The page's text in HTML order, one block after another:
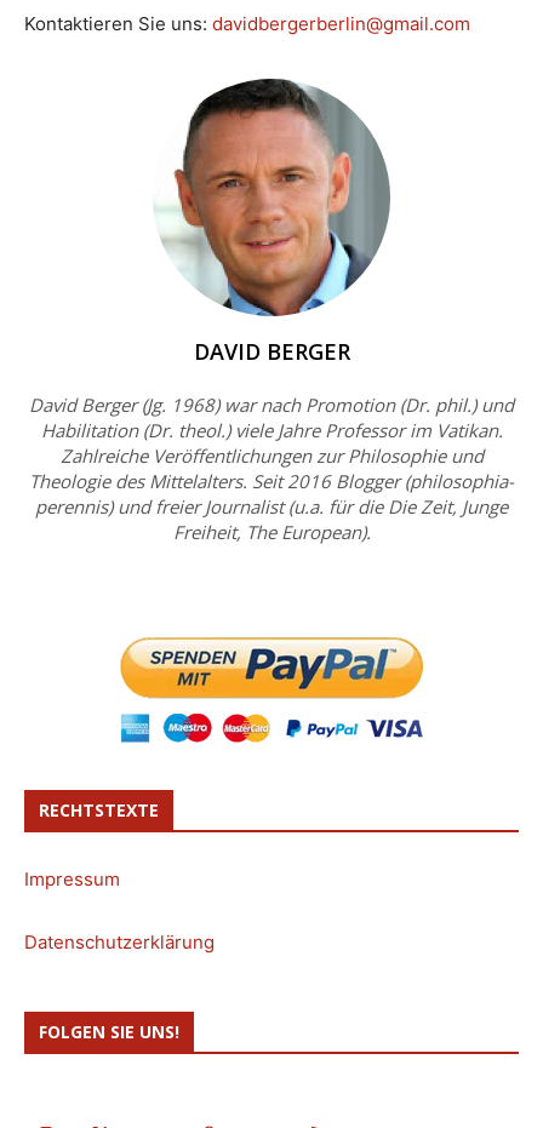
Kontaktieren Sie uns: davidbergerberlin@gmail.com
DAVID BERGER
David Berger (Jg. 1968) war nach Promotion (Dr. phil.) und
Habilitation (Dr. theol.) viele Jahre Professor im Vatikan.
Zahlreiche Veröffentlichungen zur Philosophie und
Theologie des Mittelalters. Seit 2016 Blogger (philosophia-
perennis) und freier Journalist (u.a. für die Die Zeit, Junge
Freiheit, The European).
RECHTSTEXTE
Impressum
Datenschutzerklärung
FOLGEN SIE UNS!